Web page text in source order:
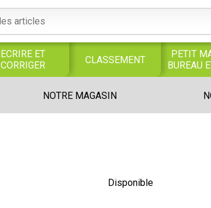
ECRIRE ET
CORRIGER
CLASSEMENT
PETIT
BUREAU
ALIMENTAIRES
NOTRE MAGASIN
Disponible